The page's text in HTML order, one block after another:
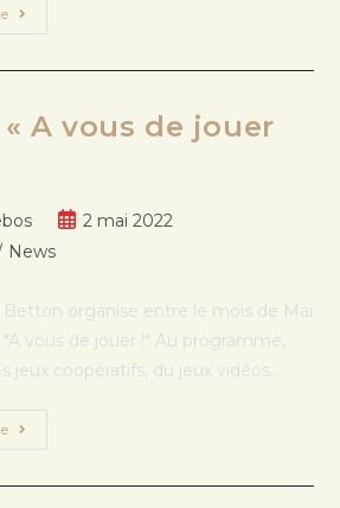
A vous de jouer
2 mai 2022
News
organise entre le mois de Mai
vous de jouer !" Au programme,
jeux coopératifs, du jeux vidéos…